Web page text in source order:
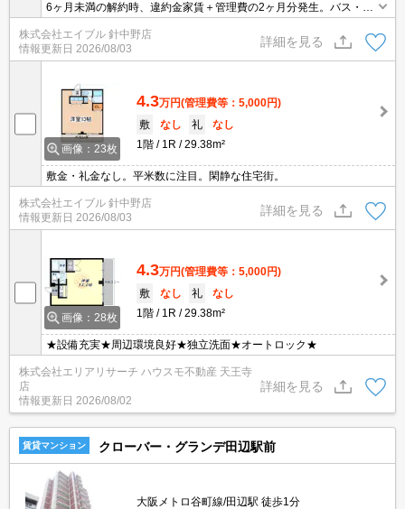
6ヶ月未満の解約時、違約金家賃＋管理費の2ヶ月分発生。バス・ト
イレ別。敷金・礼金0物件です!。
株式会社エイブル 針中野店
情報更新日 2026/08/03
詳細を見る
画像：23枚
4.3万円(管理費等：5,000円)
敷
なし 礼
なし
1階
1R 29.38m²
敷金・礼金なし。平米数に注目。閑静な住宅街。
株式会社エイブル 針中野店
情報更新日 2026/08/03
詳細を見る
画像：28枚
4.3万円(管理費等：5,000円)
敷
なし 礼
なし
1階
1R 29.38m²
★設備充実★周辺環境良好★独立洗面★オートロック★
株式会社エリアリサーチ ハウスモ不動産 天王寺
店
情報更新日 2026/08/02
詳細を見る
賃貸マンション クローバー・グランデ田辺駅前
大阪メトロ谷町線/田辺駅 徒歩1分